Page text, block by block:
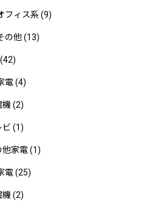
フィス系 (9)
の他(13)
(42)
電(4)
機 (2)
ビ (1)
他家電(1)
電(25)
機 (2)